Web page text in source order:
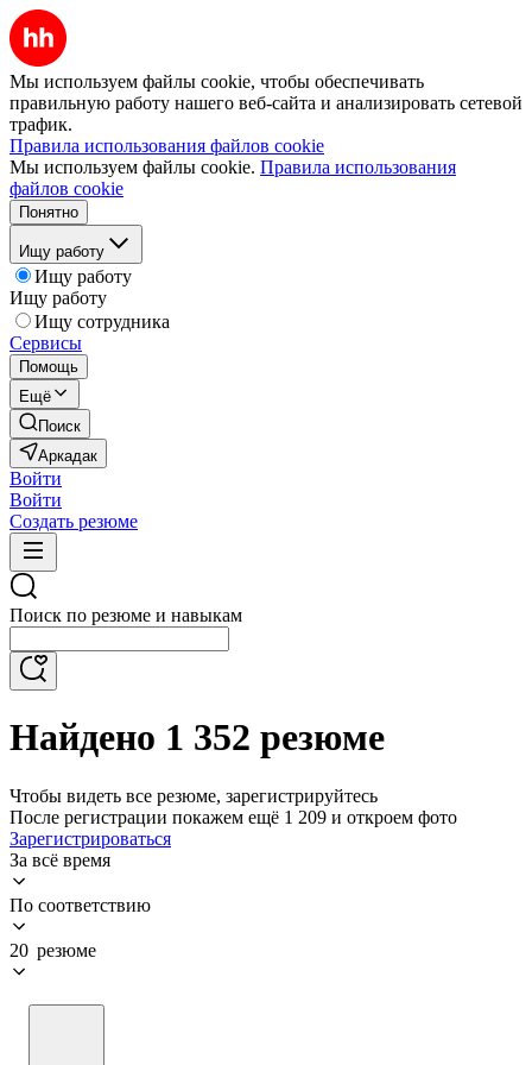
Мы используем файлы cookie, чтобы обеспечивать
правильную работу нашего веб-сайта и анализировать сетевой
трафик.
Правила использования файлов cookie
Мы используем файлы cookie. Правила использования
файлов cookie
Понятно
Ищу работу
Ищу работу
Ищу работу
Ищу сотрудника
Сервисы
Помощь
Ещё
Поиск
Аркадак
Войти
Войти
Создать резюме
Поиск по резюме и навыкам
Найдено 1 352 резюме
Чтобы видеть все резюме, зарегистрируйтесь
После регистрации покажем ещё 1 209 и откроем фото
Зарегистрироваться
За всё время
По соответствию
20 резюме